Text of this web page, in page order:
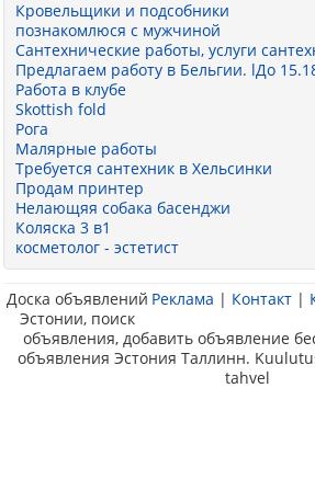
Кровельщики и подсобники
познакомлюся с мужчиной
Сантехнические работы, услуги
Предлагаем работу в Бельгии. lДо
Работа в клубе
Skottish fold
Рога
Малярные работы
Требуется сантехник в Хельсинки
Продам принтер
Нелающяя собака басенджи
Коляска 3 в1
косметолог - эстетист
Реклама | Контакт |
Доска объявлений
Эстонии, поиск
объявления, добавить объявление
объявления Эстония Таллинн.
tahvel